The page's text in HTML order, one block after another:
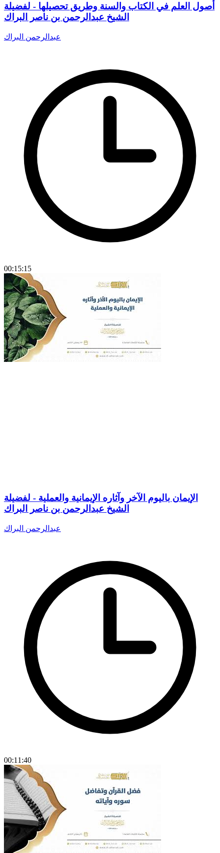
أصول العلم في الكتاب والسنة وطريق تحصيلها - لفضيلة
الشيخ عبدالرحمن بن ناصر البراك
عبدالرحمن البراك
00:15:15
الإيمان باليوم الآخر وآثاره الإيمانية والعملية - لفضيلة
الشيخ عبدالرحمن بن ناصر البراك
عبدالرحمن البراك
00:11:40